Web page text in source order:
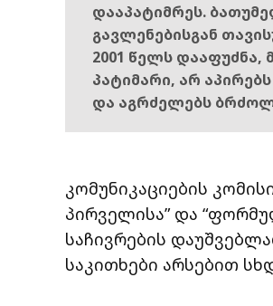
დააპატიმრეს.
გავლენებისგან
2001 წელს დააფუძნა,
პატიმარი, არ
და აგრძელებს
კომუნიკაციების
პირველისა” და
საჩივრების
საკითხები არსებით